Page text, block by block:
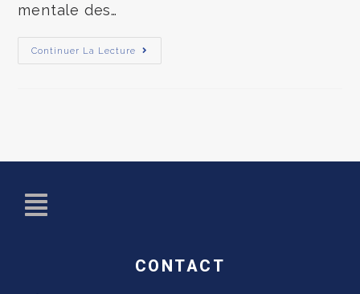
mentale des…
Continuer La Lecture
CONTACT